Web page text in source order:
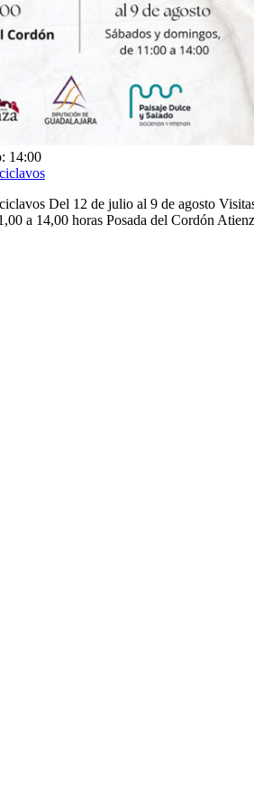
14:00
Del 12 de julio al 9 de agosto
a 14,00 horas Posada del Cordón